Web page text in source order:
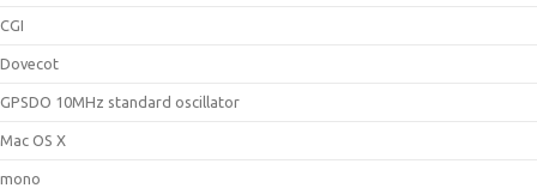
CGI
Dovecot
GPSDO 10MHz standard oscillator
Mac OS X
mono